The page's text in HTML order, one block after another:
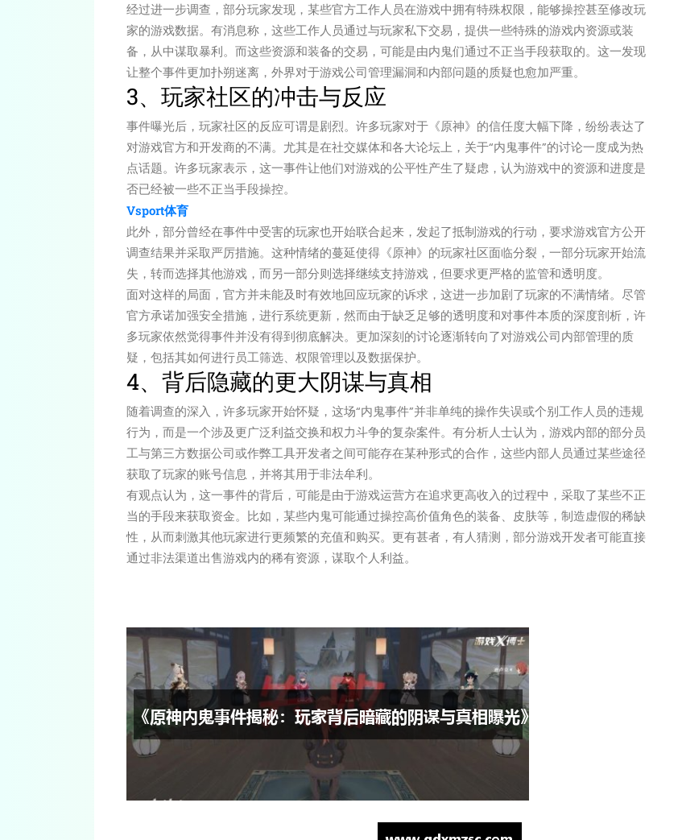
经过进一步调查，部分玩家发现，某些官方工作人员在游戏中拥有特殊权限，能够操控甚至修改玩
家的游戏数据。有消息称，这些工作人员通过与玩家私下交易，提供一些特殊的游戏内资源或装
备，从中谋取暴利。而这些资源和装备的交易，可能是由内鬼们通过不正当手段获取的。这一发现
让整个事件更加扑朔迷离，外界对于游戏公司管理漏洞和内部问题的质疑也愈加严重。
3、玩家社区的冲击与反应
事件曝光后，玩家社区的反应可谓是剧烈。许多玩家对于《原神》的信任度大幅下降，纷纷表达了
对游戏官方和开发商的不满。尤其是在社交媒体和各大论坛上，关于“内鬼事件”的讨论一度成为热
点话题。许多玩家表示，这一事件让他们对游戏的公平性产生了疑虑，认为游戏中的资源和进度是
否已经被一些不正当手段操控。
Vsport体育
此外，部分曾经在事件中受害的玩家也开始联合起来，发起了抵制游戏的行动，要求游戏官方公开
调查结果并采取严厉措施。这种情绪的蔓延使得《原神》的玩家社区面临分裂，一部分玩家开始流
失，转而选择其他游戏，而另一部分则选择继续支持游戏，但要求更严格的监管和透明度。
面对这样的局面，官方并未能及时有效地回应玩家的诉求，这进一步加剧了玩家的不满情绪。尽管
官方承诺加强安全措施，进行系统更新，然而由于缺乏足够的透明度和对事件本质的深度剖析，许
多玩家依然觉得事件并没有得到彻底解决。更加深刻的讨论逐渐转向了对游戏公司内部管理的质
疑，包括其如何进行员工筛选、权限管理以及数据保护。
4、背后隐藏的更大阴谋与真相
随着调查的深入，许多玩家开始怀疑，这场“内鬼事件”并非单纯的操作失误或个别工作人员的违规
行为，而是一个涉及更广泛利益交换和权力斗争的复杂案件。有分析人士认为，游戏内部的部分员
工与第三方数据公司或作弊工具开发者之间可能存在某种形式的合作，这些内部人员通过某些途径
获取了玩家的账号信息，并将其用于非法牟利。
有观点认为，这一事件的背后，可能是由于游戏运营方在追求更高收入的过程中，采取了某些不正
当的手段来获取资金。比如，某些内鬼可能通过操控高价值角色的装备、皮肤等，制造虚假的稀缺
性，从而刺激其他玩家进行更频繁的充值和购买。更有甚者，有人猜测，部分游戏开发者可能直接
通过非法渠道出售游戏内的稀有资源，谋取个人利益。